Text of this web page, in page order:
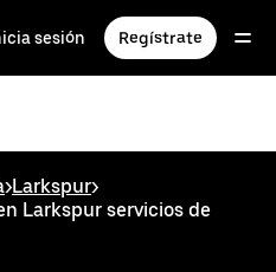
sesión Regístrate
>Larkspur>
Larkspur servicios de